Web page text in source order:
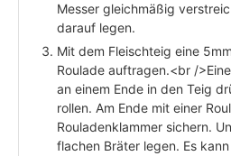
Messer gleichmäßig
darauf legen.
Mit dem Fleischteig eine
Roulade auftragen.<br /
an einem Ende in den Teig
rollen. Am Ende mit einer
Rouladenklammer sichern.
flachen Bräter legen. Es